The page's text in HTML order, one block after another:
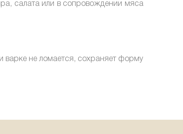
салата или в сопровождении мяса
не ломается, сохраняет форму